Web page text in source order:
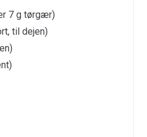
7 g tørgær)
til dejen)